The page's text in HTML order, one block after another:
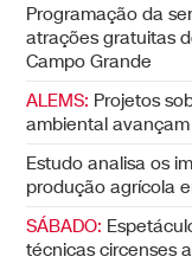
Programação da
atrações gratuitas
Campo Grande
ALEMS: Projetos
ambiental
Estudo analisa os
produção agrícola
SÁBADO:
técnicas circenses